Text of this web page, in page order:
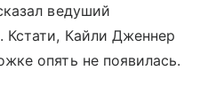
ведуший
Кстати, Кайли Дженнер
опять не появилась.